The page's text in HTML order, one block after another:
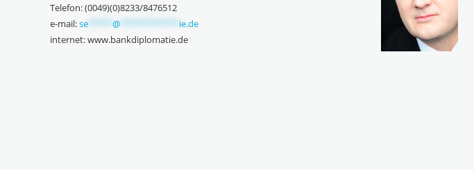
Telefon: (0049)(0)8233/8476512
e-mail:se *****@
ie.de
internet: www.bankdiplomatie.de